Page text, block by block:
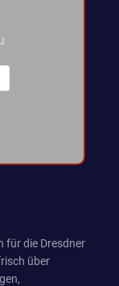
für die Dresdner
über